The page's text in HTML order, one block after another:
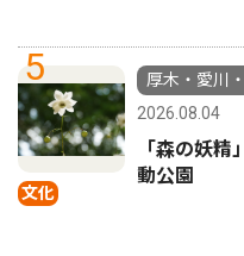
5
文化
厚木・愛川・
2026.08.04
「森の妖
動公園